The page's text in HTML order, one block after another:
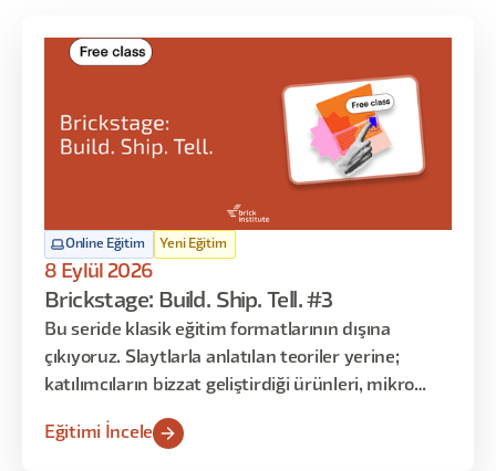
Online Eğitim Yeni Eğitim
8 Eylül 2026
Brickstage: Build. Ship. Tell. #3
Bu seride klasik eğitim formatlarının dışına
çıkıyoruz. Slaytlarla anlatılan teoriler yerine;
katılımcıların bizzat geliştirdiği ürünleri, mikro
dinliyoruz. Her oturumda farklı katılımcılar
Eğitimi İncele